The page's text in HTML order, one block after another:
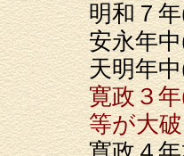
明和７
安永年
天明年
寛政３
等が大